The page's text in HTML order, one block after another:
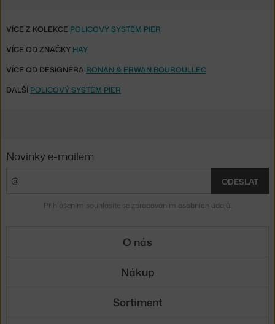
VÍCE Z KOLEKCE POLICOVÝ SYSTÉM PIER
VÍCE OD ZNAČKY HAY
VÍCE OD DESIGNÉRA RONAN & ERWAN BOUROULLEC
DALŠÍ POLICOVÝ SYSTÉM PIER
Novinky e-mailem
ODESLAT
Přihlášením souhlasíte se zpracováním osobních údajů
O nás
Nákup
Sortiment